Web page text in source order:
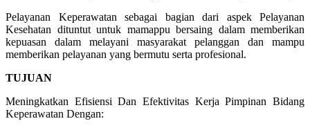
Pelayanan Keperawatan sebagai bagian dari aspek Pelayanan
Kesehatan dituntut untuk mamappu bersaing dalam memberikan
kepuasan dalam melayani masyarakat pelanggan dan mampu
memberikan pelayanan yang bermutu serta profesional.
TUJUAN
Meningkatkan Efisiensi Dan Efektivitas Kerja Pimpinan Bidang
Keperawatan Dengan: